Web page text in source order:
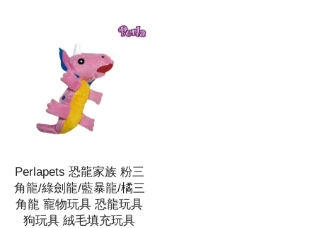
Perlapets 恐龍家族 粉三
角龍/綠劍龍/藍暴龍/橘三
角龍 寵物玩具 恐龍玩具
狗玩具 絨毛填充玩具